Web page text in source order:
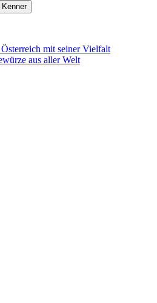
Österreich mit seiner Vielfalt
aus aller Welt